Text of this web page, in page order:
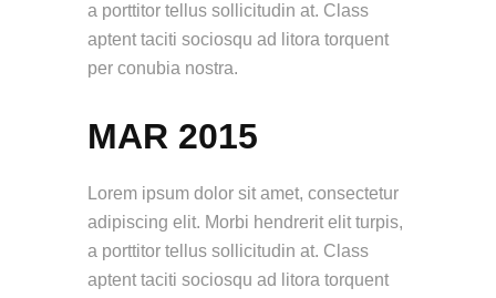
a porttitor tellus sollicitudin at. Class
aptent taciti sociosqu ad litora torquent
per conubia nostra.
MAR 2015
Lorem ipsum dolor sit amet, consectetur
adipiscing elit. Morbi hendrerit elit turpis,
a porttitor tellus sollicitudin at. Class
aptent taciti sociosqu ad litora torquent